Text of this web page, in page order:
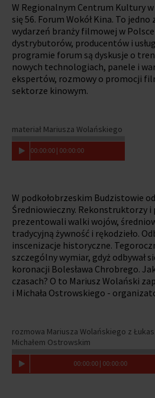
W Regionalnym Centrum Kultury w
się 56. Forum Wokół Kina. To
wydarzeń branży filmowej w
dystrybutorów, producentów i
programie forum są dyskusje o
nowych technologiach, panele i
ekspertów, rozmowy o promocji
sektorze kinowym.
materiał Mariusza Wolańskiego
00:00:00 | 00:00:00
W podkołobrzeskim Budzistowie
Średniowieczny. Rekonstruktorzy
prezentowali walki wojów,
tradycyjną żywność i rękodzieło.
inscenizacje historyczne.
szczególny wymiar, gdyż odbywał
koronacji Bolesława Chrobrego.
czasach? O to Mariusz Wolański
i Michała Ostrowskiego -
rozmowa Mariusza Wolańskiego z
Michałem Ostrowskim
00:00:00 | 00:00:00